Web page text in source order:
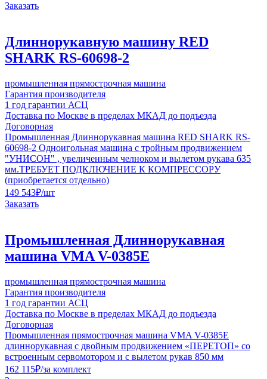
Заказать
Длиннорукавную машину RED
SHARK RS-60698-2
промышленная прямострочная машина
Гарантия производителя
1 год гарантии АСЦ
Доставка по Москве в пределах МКАД до подъезда
Договорная
Промышленная Длиннорукавная машина RED SHARK RS-
60698-2 Одноигольная машина с тройным продвижением
"УНИСОН" , увеличенным челноком и вылетом рукава 635
мм.ТРЕБУЕТ ПОДКЛЮЧЕНИЕ К КОМПРЕССОРУ
(приобретается отдельно)
149 543₽/шт
Заказать
Промышленная Длиннорукавная
машина VMA V-0385E
промышленная прямострочная машина
Гарантия производителя
1 год гарантии АСЦ
Доставка по Москве в пределах МКАД до подъезда
Договорная
Промышленная прямострочная машина VMA V-0385E
длиннорукавная с двойным продвижением «ПЕРЕТОП» со
встроенным сервомотором и с вылетом рукав 850 мм
162 115₽/за комплект